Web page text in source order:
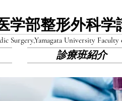
学部​整形外科学
Surgery,Yamagata University
診療班紹介